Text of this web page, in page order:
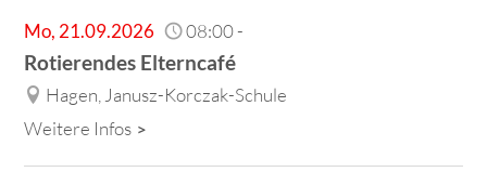
Mo, 21.09.2026 08:00-
Rotierendes Elterncafé
Hagen, Janusz-Korczak-Schule
Weitere Infos